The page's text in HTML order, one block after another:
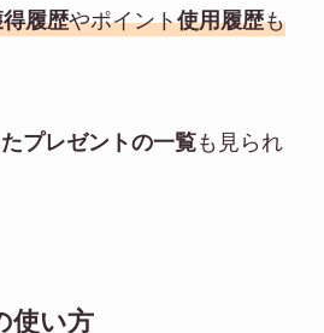
履歴やポイント使用履歴も
プレゼントの一覧も見られ
使い方